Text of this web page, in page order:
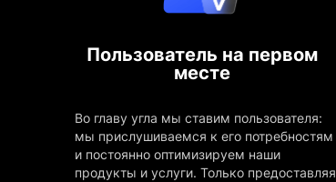
Пользователь на первом
месте
Во главу угла мы ставим пользователя:
мы прислушиваемся к его потребностям
и постоянно оптимизируем наши
продукты и услуги. Только предоставляя